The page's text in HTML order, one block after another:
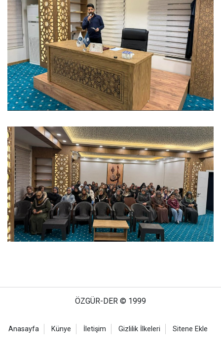
ÖZGÜR-DER © 1999
Anasayfa Künye İletişim Gizlilik İlkeleri Sitene Ekle